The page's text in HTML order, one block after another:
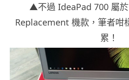
▲不過 IdeaPad 700 屬
Replacement 機款，筆者咁
累！